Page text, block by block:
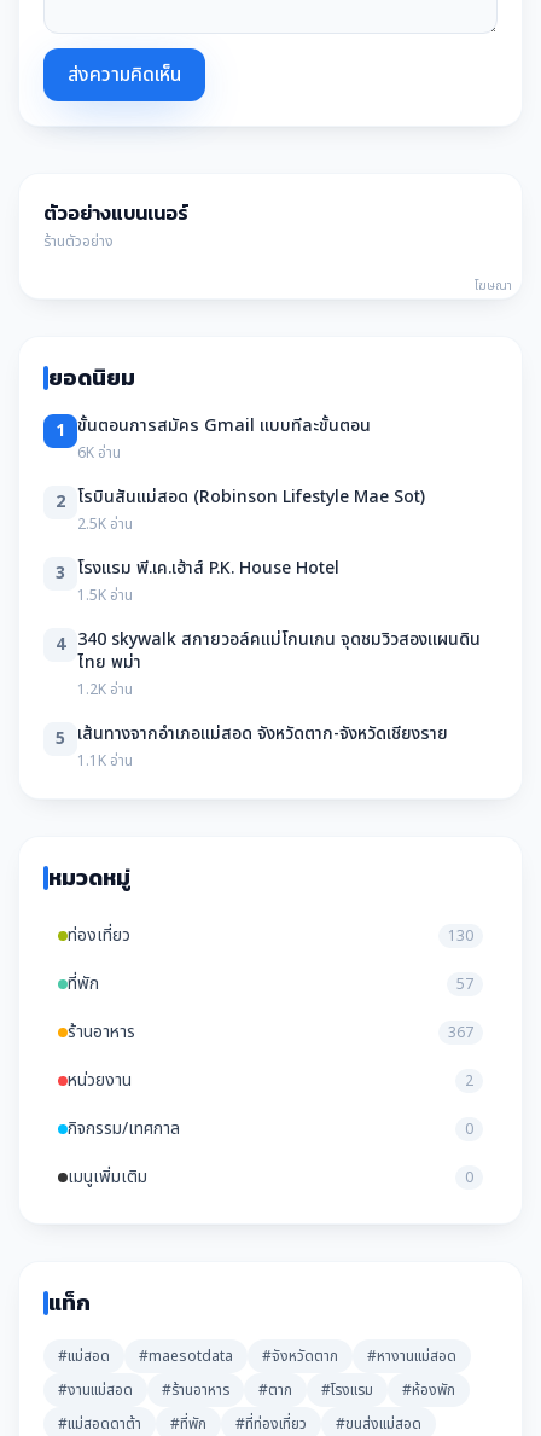
ส่งความคิดเห็น
ตัวอย่างแบนเนอร์
ร้านตัวอย่าง
โฆษณา
ยอดนิยม
1 ขั้นตอนการสมัคร Gmail แบบทีละขั้นตอน
6K อ่าน
2 โรบินสันแม่สอด (Robinson Lifestyle Mae Sot)
2.5K อ่าน
3 โรงแรม พี.เค.เฮ้าส์ P.K. House Hotel
1.5K อ่าน
4 340 skywalk สกายวอล์คแม่โกนเกน จุดชมวิวสองแผนดิน
ไทย พม่า
1.2K อ่าน
5 เส้นทางจากอำเภอแม่สอด จังหวัดตาก-จังหวัดเชียงราย
1.1K อ่าน
หมวดหมู่
ท่องเที่ยว 130
ที่พัก 57
ร้านอาหาร 367
หน่วยงาน 2
กิจกรรม/เทศกาล 0
เมนูเพิ่มเติม 0
แท็ก
#แม่สอด #maesotdata #จังหวัดตาก
#หางานแม่สอด
#งานแม่สอด
#ร้านอาหาร #ตาก #โรงแรม
#ห้องพัก
#แม่สอดดาต้า
#ที่พัก #ที่ท่องเที่ยว
#ขนส่งแม่สอด